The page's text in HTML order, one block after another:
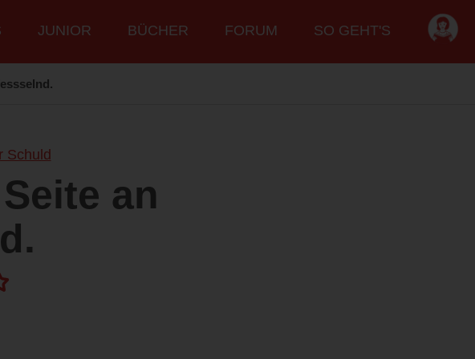
JUNIOR BÜCHER FORUM SO GEHT'S
Schuld
an